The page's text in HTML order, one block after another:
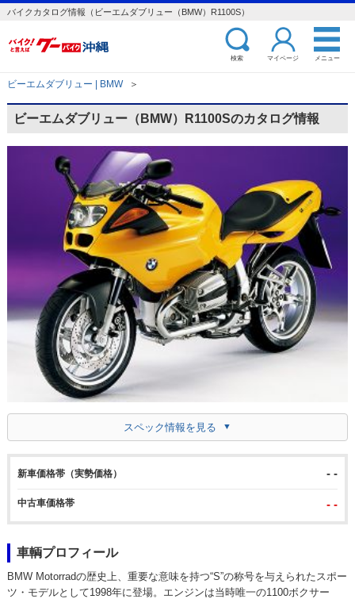
バイクカタログ情報（ビーエムダブリュー（BMW）R1100S）
検索 マイページ メニュー
ビーエムダブリュー | BMW ＞
ビーエムダブリュー（BMW）R1100Sのカタログ情報
スペック情報を見る
新車価格帯（実勢価格） - -
中古車価格帯 - -
車輌プロフィール
BMW Motorradの歴史上、重要な意味を持つ“S”の称号を与えられたスポー
ツ・モデルとして1998年に登場。エンジンは当時唯一の1100ボクサー